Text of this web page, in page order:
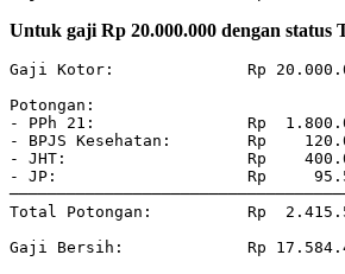
Untuk gaji Rp 20.000.000 dengan status
Gaji Kotor:              Rp
Potongan:
- PPh 21:                Rp
- BPJS Kesehatan:        Rp
- JHT:                   Rp
- JP:                    Rp
Total Potongan:          Rp